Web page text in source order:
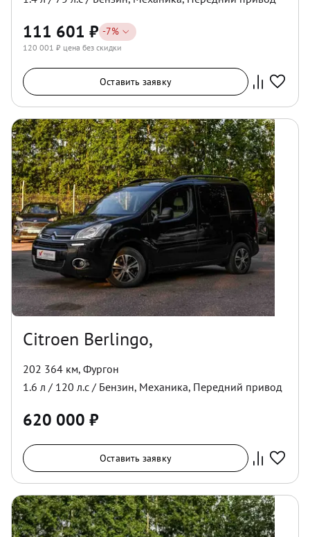
111 601 ₽ -7%
120 001 ₽ цена без скидки
Оставить заявку
Citroen Berlingo,
202 364 км, Фургон
1.6 л / 120 л.с / Бензин, Механика, Передний привод
620 000 ₽
Оставить заявку